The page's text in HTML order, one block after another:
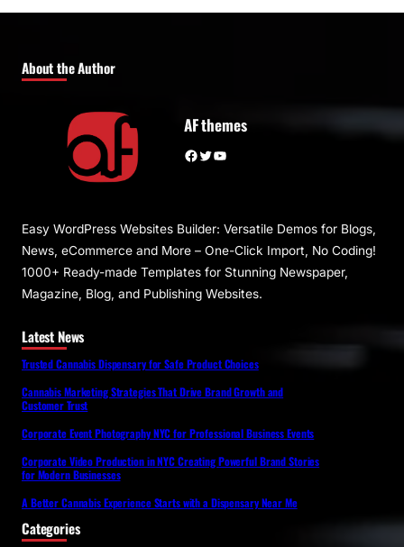
About the Author
AF themes
Facebook Twitter YouTube
Easy WordPress Websites Builder: Versatile Demos for Blogs,
News, eCommerce and More – One-Click Import, No Coding!
1000+ Ready-made Templates for Stunning Newspaper,
Magazine, Blog, and Publishing Websites.
Latest News
Trusted Cannabis Dispensary for Safe Product Choices
Cannabis Marketing Strategies That Drive Brand Growth and
Customer Trust
Corporate Event Photography NYC for Professional Business Events
Corporate Video Production in NYC Creating Powerful Brand Stories
for Modern Businesses
A Better Cannabis Experience Starts with a Dispensary Near Me
Categories